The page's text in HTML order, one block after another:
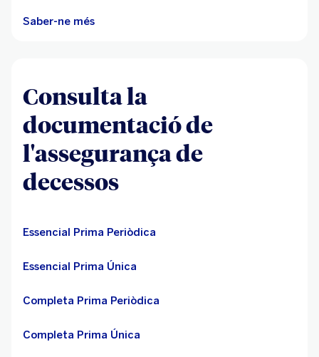
Saber-ne més
Consulta la
documentació de
l'assegurança de
decessos
Essencial Prima Periòdica
Essencial Prima Única
Completa Prima Periòdica
Completa Prima Única